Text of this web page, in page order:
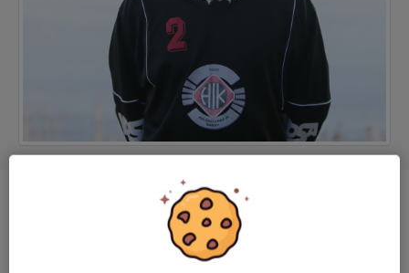
Mittfältare
33 år